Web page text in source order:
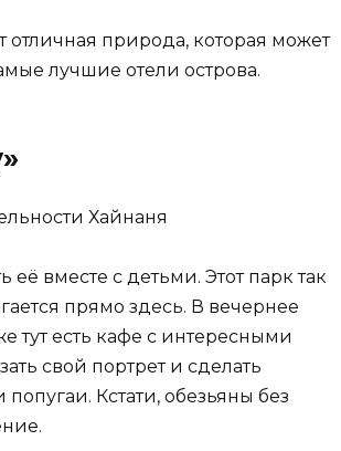
отличная природа, которая может
лучшие отели острова.
её вместе с детьми. Этот парк так
прямо здесь. В вечернее
тут есть кафе с интересными
свой портрет и сделать
Кстати, обезьяны без